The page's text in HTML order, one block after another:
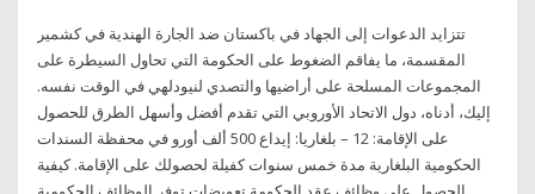
تتزايد الدعوات إلى الجهاد في باكستان ضد الجارة الهندية في كشمير
المقسمة، ما يفاقم الضغوط على الحكومة التي تحاول السيطرة على
المجموعات المسلحة على أراضيها والتصدي لنيودلهي في الوقت نفسه.
إليك، أدناه، دول الاتحاد الأوروبي التي تقدم أفضل وأسهل الطرق للحصول
على الإقامة: 12 – بلغاريا: إيداع 500 ألف أورو في محفظة السندات
الحكومية البلغارية مدة خمس سنوات كفيلة لحصولك على الإقامة. كيفية